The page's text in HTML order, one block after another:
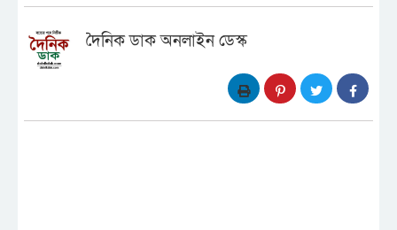
দৈনিক ডাক অনলাইন ডেস্ক